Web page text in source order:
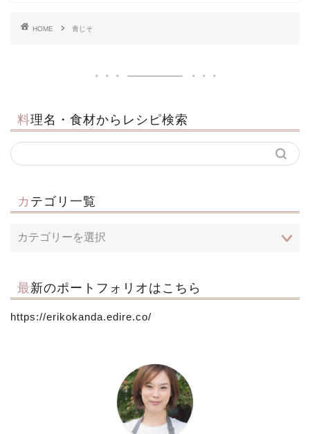
HOME 青じそ
料理名・食材からレシピ検索
カテゴリ一覧
最新のポートフォリオはこちら
https://erikokanda.edire.co/